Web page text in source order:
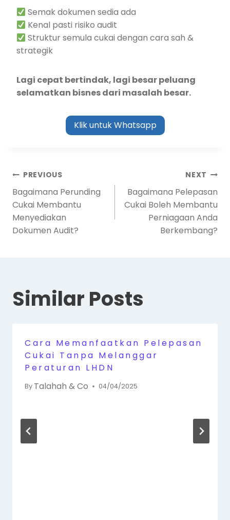
Semak dokumen sedia ada
Kenal pasti risiko audit
Struktur semula cukai dengan cara sah &
strategik
Lagi cepat bertindak, lagi besar peluang
selamatkan bisnes dari masalah besar.
Klik untuk Whatsapp
PREVIOUS
Bagaimana Perunding
Cukai Membantu
Menyediakan
Dokumen Audit?
NEXT
Bagaimana Pelepasan
Cukai Boleh Membantu
Perniagaan Anda
Berkembang?
Similar Posts
Cara Memanfaatkan Pelepasan
Cukai Tanpa Melanggar
Peraturan LHDN
By Talahah & Co 04/04/2025